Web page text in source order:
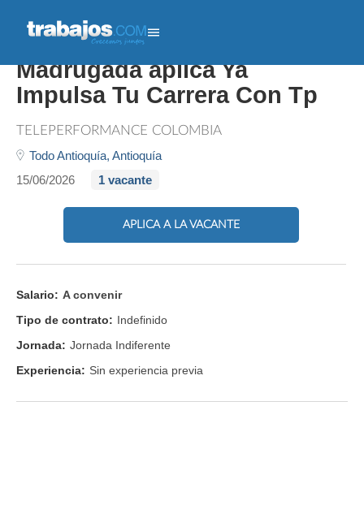
Si Te Gusta Trabajar En La
Madrugada aplica Ya
Impulsa Tu Carrera Con Tp
TELEPERFORMANCE COLOMBIA
Todo Antioquía, Antioquía
15/06/2026
1 vacante
APLICA A LA VACANTE
Salario: A convenir
Tipo de contrato: Indefinido
Jornada: Jornada Indiferente
Experiencia: Sin experiencia previa